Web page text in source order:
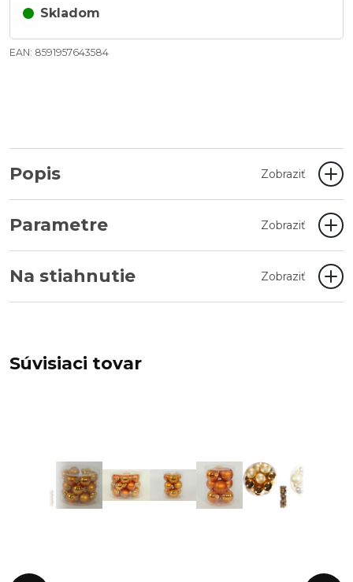
Skladom
EAN: 8591957643584
Popis Zobraziť
Parametre Zobraziť
Na stiahnutie Zobraziť
Súvisiaci tovar